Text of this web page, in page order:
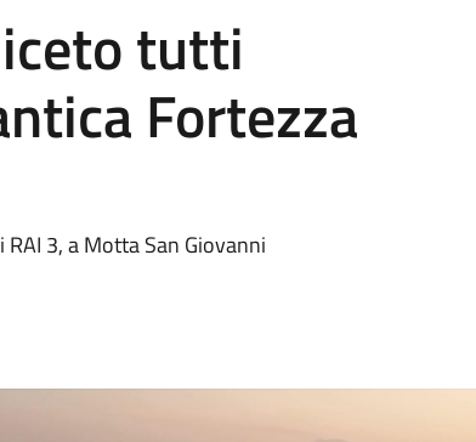
tutti
Fortezza
3, a Motta San Giovanni